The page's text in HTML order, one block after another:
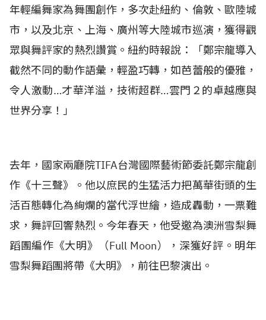
年輕編舞家為舞團創作，多次赴紐約、倫敦、歐陸城
市，以及北京、上海、廣州等大陸城市巡演，獲得觀
眾與舞評家的熱烈讚賞。紐約時報說：「鄭宗龍導入
截然不同的動作語彙，輕盈巧轉，如芭蕾般的優雅，
令人激動…才華洋溢，技術超群…雲門２的卓越應與
世界分享！」
去年，國家兩廳院TIFA台灣國際藝術節委託鄭宗龍創
作《十三聲》。他以庶民的生猛活力把萬華街頭的生
活百態轉化為絢爛的當代浮世繪，造成轟動，一票難
求，舞評回響熱烈。今年春天，他受邀為澳洲雪梨舞
蹈團編作《大明》（Full Moon），深獲好評。明年
雪梨舞蹈團將帶《大明》，前往巴黎演出。